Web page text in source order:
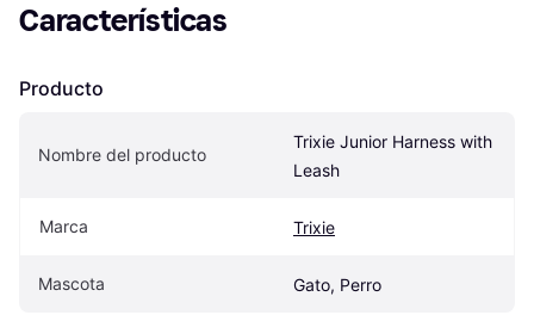
Características
Producto
Nombre del producto
Trixie Junior Harness with
Leash
Marca Trixie
Mascota Gato, Perro